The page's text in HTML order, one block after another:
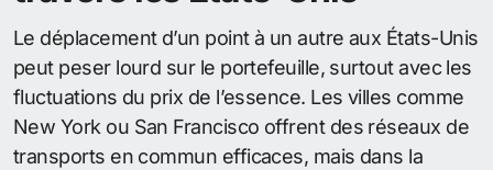
Le déplacement d’un point à un autre aux États-Unis
peut peser lourd sur le portefeuille, surtout avec les
fluctuations du prix de l’essence. Les villes comme
New York ou San Francisco offrent des réseaux de
transports en commun efficaces, mais dans la